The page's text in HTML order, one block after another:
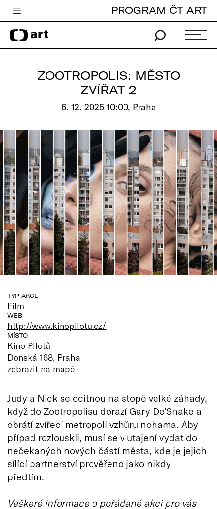
Česká televize
Zpravodajství
Vše o ČT
PROGRAM ČT ART
ZOOTROPOLIS: MĚSTO
ZVÍŘAT 2
6. 12. 2025 10:00, Praha
TYP AKCE
Film
WEB
http://www.kinopilotu.cz/
MÍSTO
Kino Pilotů
Donská 168, Praha
zobrazit na mapě
Judy a Nick se ocitnou na stopě velké záhady,
když do Zootropolisu dorazí Gary De'Snake a
obrátí zvířecí metropoli vzhůru nohama. Aby
případ rozlouskli, musí se v utajení vydat do
nečekaných nových částí města, kde je jejich
sílící partnerství prověřeno jako nikdy
předtím.
Veškeré informace o pořádané akci pro vás